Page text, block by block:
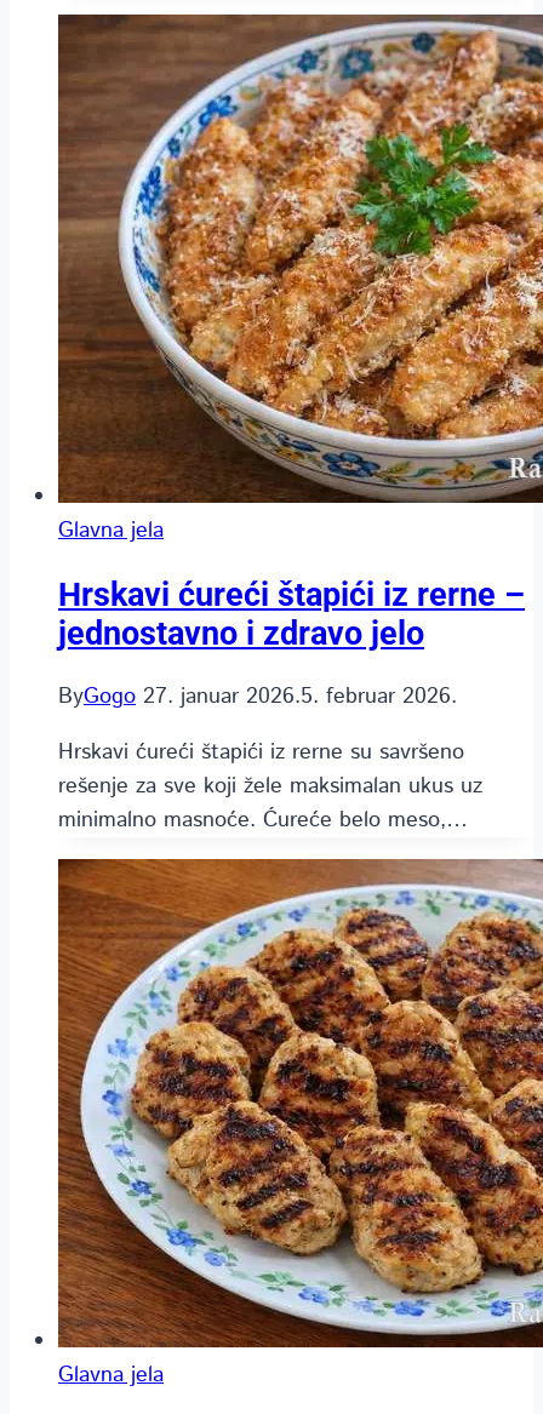
Glavna jela
Hrskavi ćureći štapići iz rerne –
jednostavno i zdravo jelo
ByGogo 27. januar 2026.5. februar 2026.
Hrskavi ćureći štapići iz rerne su savršeno
rešenje za sve koji žele maksimalan ukus uz
minimalno masnoće. Ćureće belo meso,…
Glavna jela